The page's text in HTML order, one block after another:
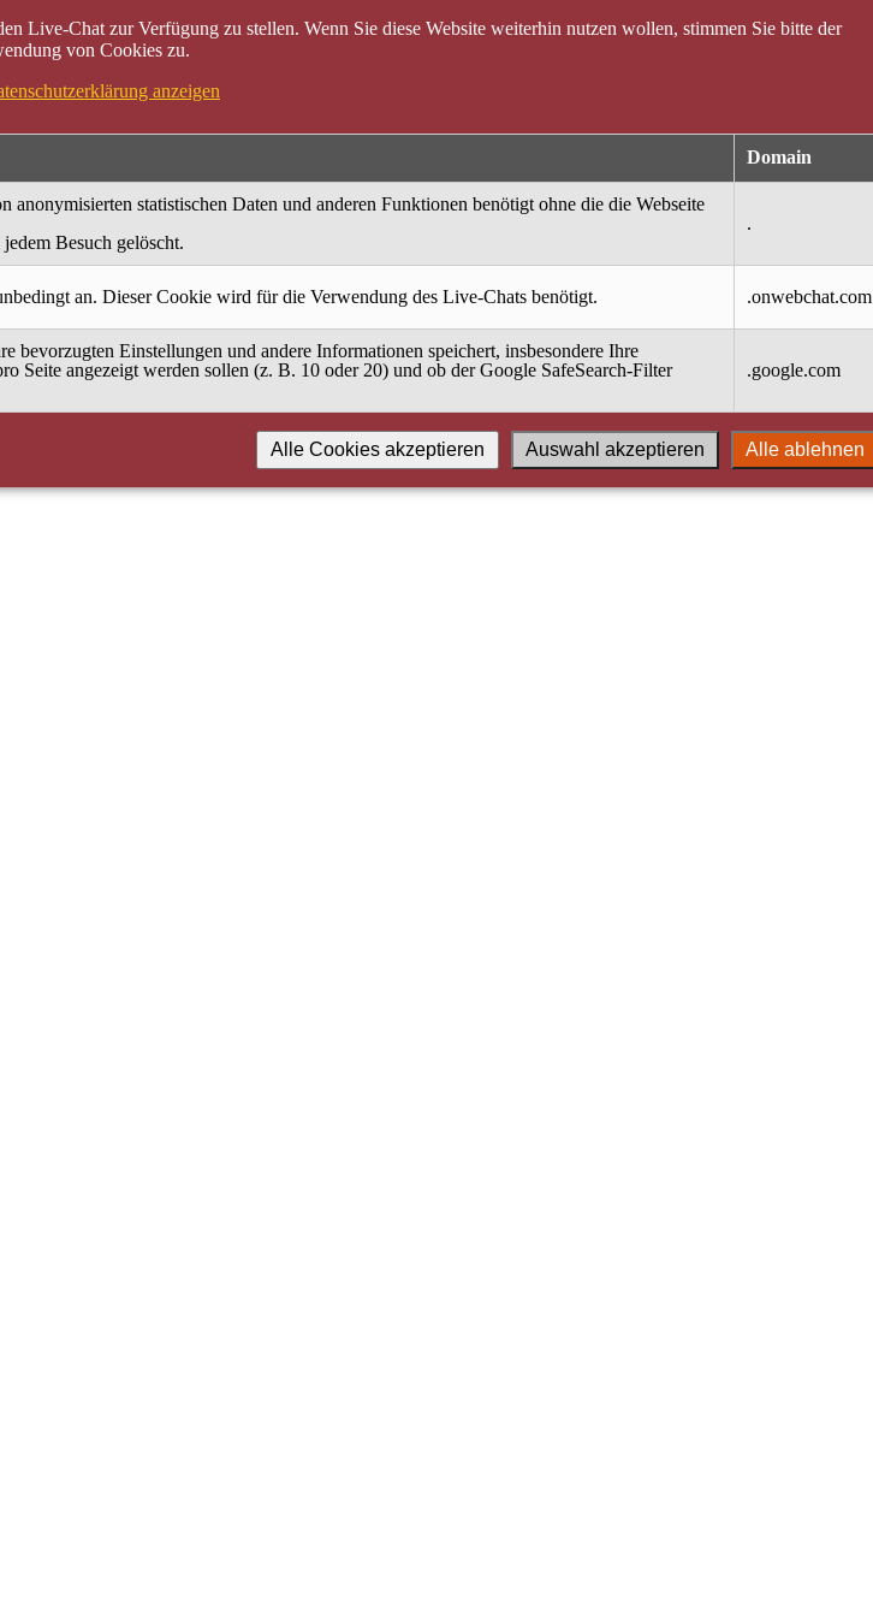
Live-Chat zur Verfügung zu stellen. Wenn Sie diese Website weiterhin nutzen wollen, stimmen Sie bitte der
von Cookies zu.
anzeigen
Domain
statistischen Daten und anderen Funktionen benötigt ohne die die Webseite
Besuch gelöscht.
.
an. Dieser Cookie wird für die Verwendung des Live-Chats benötigt. .onwebchat.com
Einstellungen und andere Informationen speichert, insbesondere Ihre
Seite angezeigt werden sollen (z. B. 10 oder 20) und ob der Google SafeSearch-Filter
.google.com
Alle ablehnen
Auswahl akzeptieren
Alle Cookies akzeptieren